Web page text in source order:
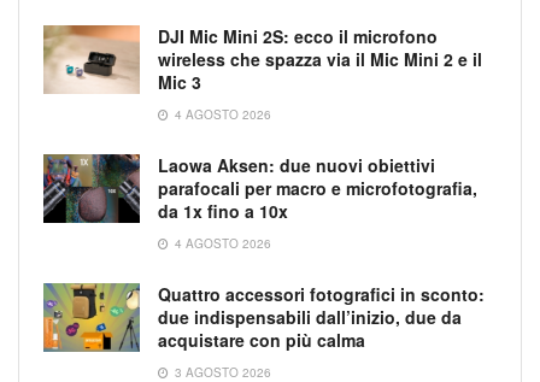
DJI Mic Mini 2S: ecco il microfono
wireless che spazza via il Mic Mini 2 e il
Mic 3
4 AGOSTO 2026
Laowa Aksen: due nuovi obiettivi
parafocali per macro e microfotografia,
da 1x fino a 10x
4 AGOSTO 2026
Quattro accessori fotografici in sconto:
due indispensabili dall’inizio, due da
acquistare con più calma
3 AGOSTO 2026